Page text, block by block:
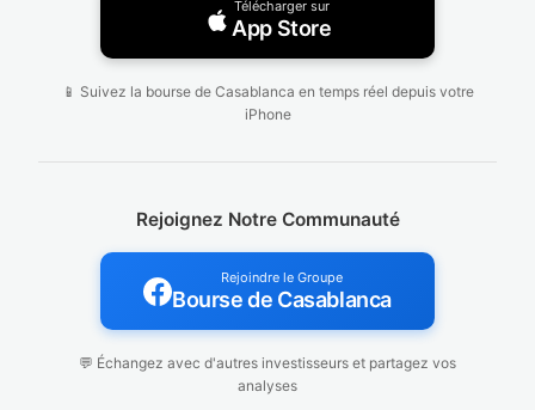
Télécharger sur
App Store
📱 Suivez la bourse de Casablanca en temps réel depuis votre
iPhone
Rejoignez Notre Communauté
Rejoindre le Groupe
Bourse de Casablanca
💬 Échangez avec d'autres investisseurs et partagez vos
analyses